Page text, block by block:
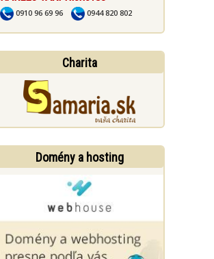
0910 96 69 96 0944 820 802
Charita
Domény a hosting